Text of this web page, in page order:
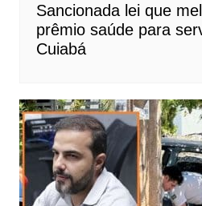
Sancionada lei que
prêmio saúde para
Cuiabá